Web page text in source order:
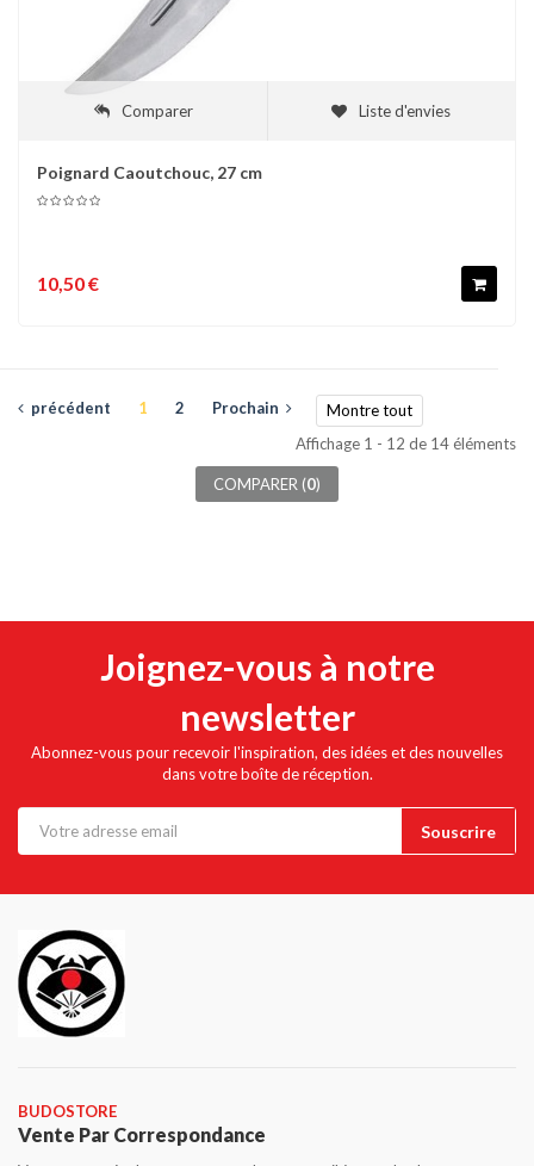
Comparer Liste d'envies
Poignard Caoutchouc, 27 cm
10,50 €
précédent 1 2 Prochain
Montre tout
Affichage 1 - 12 de 14 éléments
COMPARER (0)
Joignez-vous à notre
newsletter
Abonnez-vous pour recevoir l'inspiration, des idées et des nouvelles
dans votre boîte de réception.
BUDOSTORE
Vente Par Correspondance